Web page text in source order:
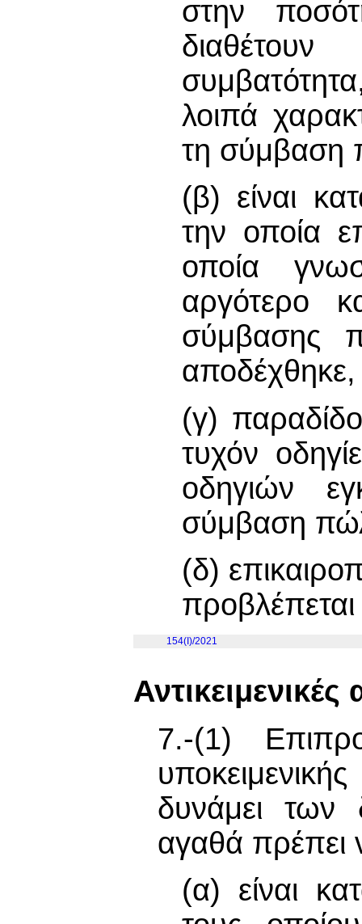
στην
λοιπά
τη σύμβαση
(β) είναι
την οποία
οποία
αργότερο
σύμβασης
αποδέχθηκε,
(γ)
τυχόν
οδηγιών
σύμβαση
(δ)
154(I)/2021
7.-(1)
δυνάμει των
αγαθά πρέπει
(α) είναι